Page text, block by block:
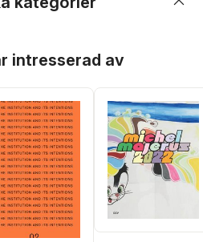
intresserad av